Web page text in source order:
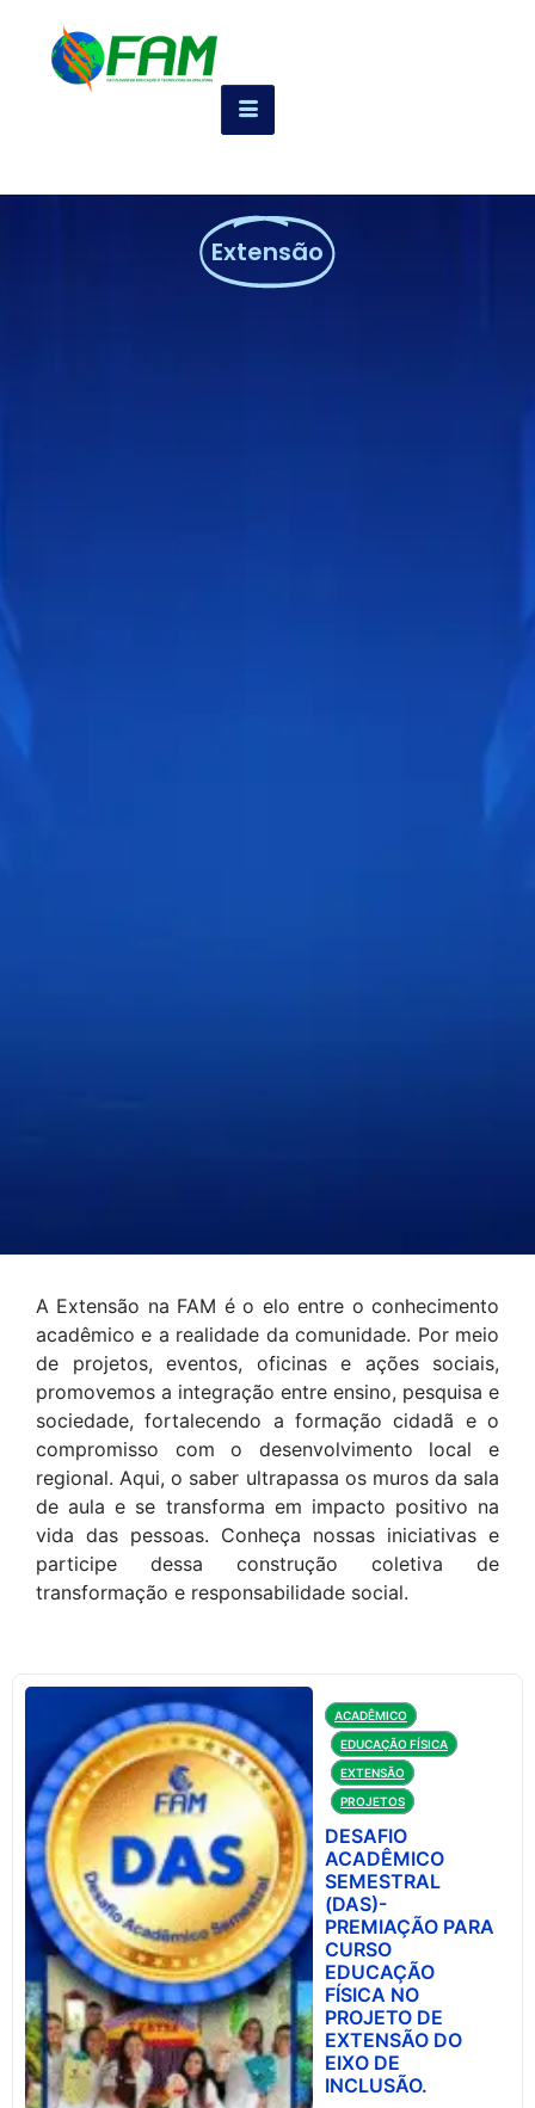
Extensão
A Extensão na FAM é o elo entre o conhecimento
acadêmico e a realidade da comunidade. Por meio
de projetos, eventos, oficinas e ações sociais,
promovemos a integração entre ensino, pesquisa e
sociedade, fortalecendo a formação cidadã e o
compromisso com o desenvolvimento local e
regional. Aqui, o saber ultrapassa os muros da sala
de aula e se transforma em impacto positivo na
vida das pessoas. Conheça nossas iniciativas e
participe dessa construção coletiva de
transformação e responsabilidade social.
ACADÊMICO
EDUCAÇÃO FÍSICA
EXTENSÃO
PROJETOS
DESAFIO
ACADÊMICO
SEMESTRAL
(DAS)-
PREMIAÇÃO PARA
CURSO
EDUCAÇÃO
FÍSICA NO
PROJETO DE
EXTENSÃO DO
EIXO DE
INCLUSÃO.